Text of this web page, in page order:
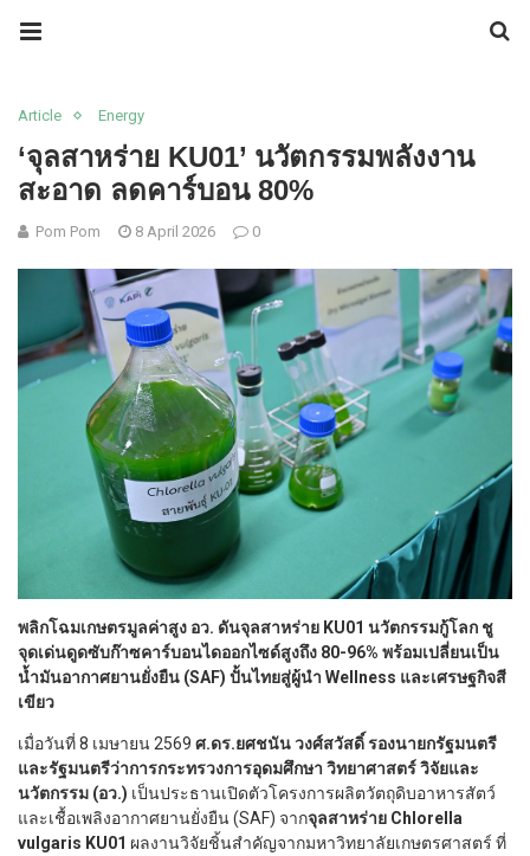
Article Energy
‘จุลสาหร่าย KU01’ นวัตกรรมพลังงาน
สะอาด ลดคาร์บอน 80%
Pom Pom 8 April 2026 0
พลิกโฉมเกษตรมูลค่าสูง อว. ดันจุลสาหร่าย KU01 นวัตกรรมกู้โลก ชู
จุดเด่นดูดซับก๊าซคาร์บอนไดออกไซด์สูงถึง 80-96% พร้อมเปลี่ยนเป็น
น้ำมันอากาศยานยั่งยืน (SAF) ปั้นไทยสู่ผู้นำ Wellness และเศรษฐกิจสี
เขียว
เมื่อวันที่ 8 เมษายน 2569 ศ.ดร.ยศชนัน วงศ์สวัสดิ์ รองนายกรัฐมนตรี
และรัฐมนตรีว่าการกระทรวงการอุดมศึกษา วิทยาศาสตร์ วิจัยและ
นวัตกรรม (อว.) เป็นประธานเปิดตัวโครงการผลิตวัตถุดิบอาหารสัตว์
และเชื้อเพลิงอากาศยานยั่งยืน (SAF) จากจุลสาหร่าย Chlorella
vulgaris KU01 ผลงานวิจัยชิ้นสำคัญจากมหาวิทยาลัยเกษตรศาสตร์ ที่